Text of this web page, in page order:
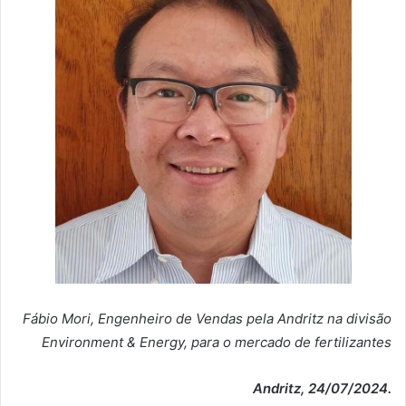
Fábio Mori, Engenheiro de Vendas pela Andritz na divisão
Environment & Energy, para o mercado de fertilizantes
Andritz, 24/07/2024.